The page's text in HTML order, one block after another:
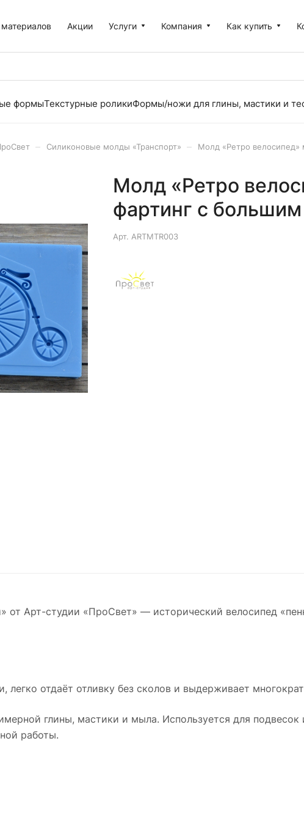
Акции Услуги Компания Как купить
формыТекстурные роликиФормы/ножи для глины, мастики и
Силиконовые молды «Транспорт» Молд «Ретро
Молд «Ретро
фартинг с
Арт. ARTMTR003
Арт-студии «ПроСвет» — исторический велосипед
легко отдаёт отливку без сколов и выдерживает
глины, мастики и мыла. Используется для
работы.